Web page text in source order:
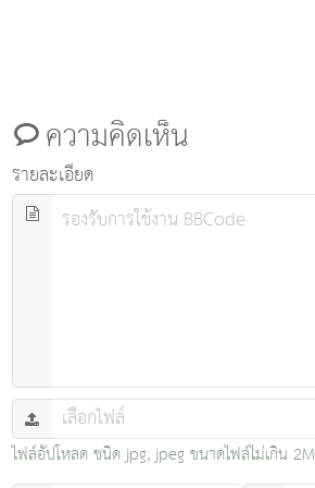
ความคิดเห็น
รายละเอียด
ไฟล์อัปโหลด ชนิด jpg, jpeg ขนาดไฟล์ไม่เกิน 2M